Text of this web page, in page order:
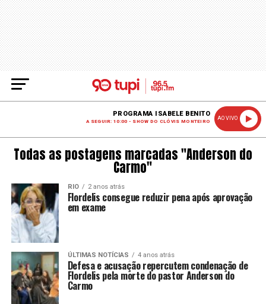
PROGRAMA ISABELE BENITO
A SEGUIR: 10:00 - SHOW DO CLÓVIS MONTEIRO
AO VIVO
Todas as postagens marcadas "Anderson do
Carmo"
RIO 2 anos atrás
Flordelis consegue reduzir pena após aprovação
em exame
ÚLTIMAS NOTÍCIAS 4 anos atrás
Defesa e acusação repercutem condenação de
Flordelis pela morte do pastor Anderson do
Carmo